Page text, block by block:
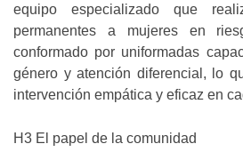
equipo especializado que
permanentes a mujeres en
conformado por uniformadas
género y atención diferencial, lo
intervención empática y eficaz en
H3 El papel de la comunidad